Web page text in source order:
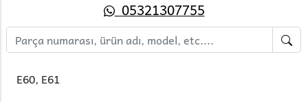
05321307755
E60, E61